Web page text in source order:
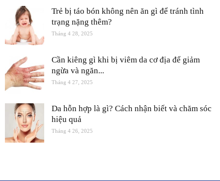
Trẻ bị táo bón không nên ăn gì để tránh tình
trạng nặng thêm?
Tháng 4 28, 2025
Cần kiêng gì khi bị viêm da cơ địa để giảm
ngừa và ngăn...
Tháng 4 27, 2025
Da hỗn hợp là gì? Cách nhận biết và chăm sóc
hiệu quả
Tháng 4 26, 2025